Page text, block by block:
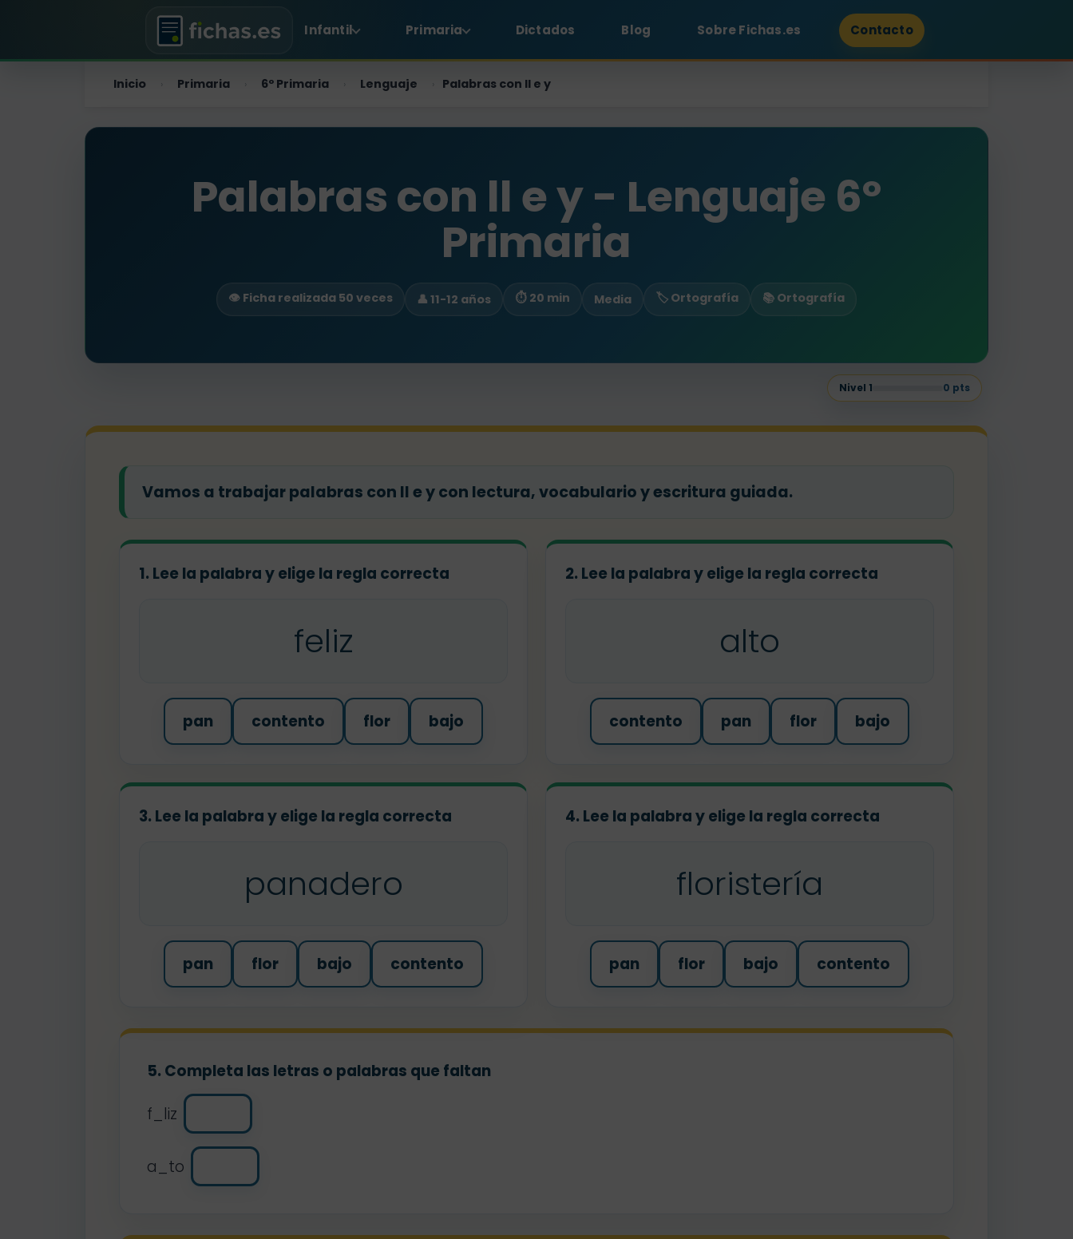
Infantil Primaria Dictados Blog Sobre Fichas.es Contacto
Inicio › Primaria › 6º Primaria › Lenguaje › Palabras con ll e y
Palabras con ll e y - Lenguaje 6º
Primaria
👁️ Ficha realizada 50 veces 👤 11-12 años ⏱ 20 min Media 🏷️ Ortografía 📚 Ortografía
Nivel 1 0 pts
Vamos a trabajar palabras con ll e y con lectura, vocabulario y escritura guiada.
1. Lee la palabra y elige la regla correcta
feliz
pan contento flor bajo
2. Lee la palabra y elige la regla correcta
alto
contento pan flor bajo
3. Lee la palabra y elige la regla correcta
panadero
pan flor bajo contento
4. Lee la palabra y elige la regla correcta
floristería
pan flor bajo contento
5. Completa las letras o palabras que faltan
f_liz
a_to